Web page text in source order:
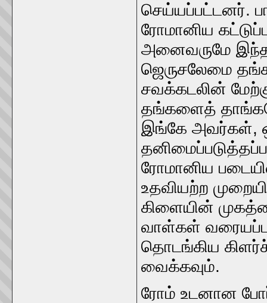
செய்யப்பட்டனர்.
ரோமானிய
அனைவருமே இந்த
ஜெருசலேமை
சவக்கடலின்
தங்களைத்
இங்கே அவர்கள்,
ரோமானிய
உதவியற்ற
கிளையின்
வாள்கள்
தொடங்கிய
வைக்கவும்.
ரோம் உடனான